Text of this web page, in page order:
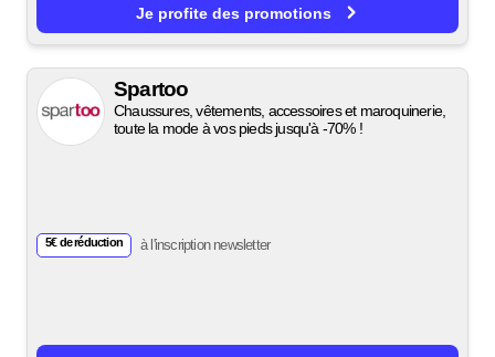
Je profite des promotions
Spartoo
Chaussures, vêtements, accessoires et maroquinerie,
toute la mode à vos pieds jusqu'à -70% !
5€ de réduction à l'inscription newsletter